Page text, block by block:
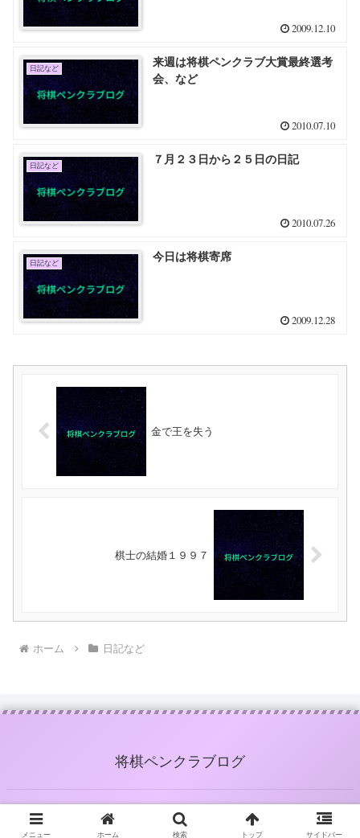
2009.12.10
日記など
来週は将棋ペンクラブ大賞最終選考
会、など
2010.07.10
日記など ７月２３日から２５日の日記
2010.07.26
日記など 今日は将棋寄席
2009.12.28
金で王を失う
棋士の結婚１９９７
ホーム 日記など
将棋ペンクラブログ
メニュー ホーム 検索 トップ サイドバー